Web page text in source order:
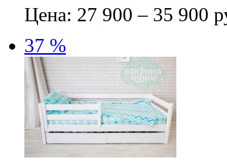
Цена: 27 900 – 35 900
37 %